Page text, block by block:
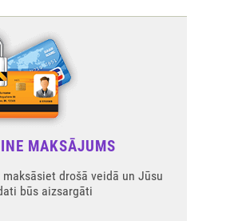
MAKSĀJUMS
drošā veidā un Jūsu
būs aizsargāti